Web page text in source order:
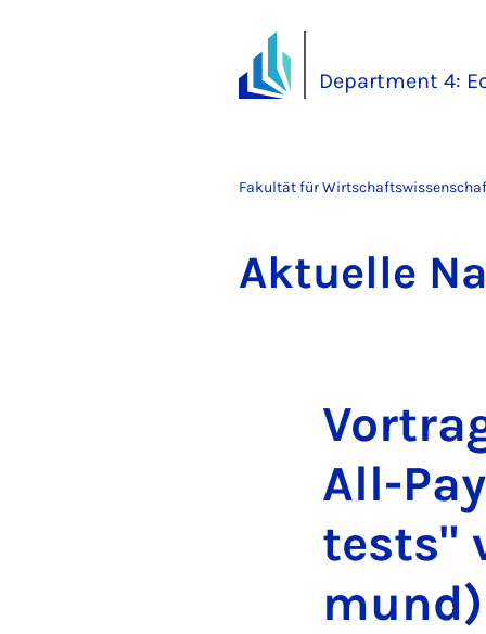
Department 4:
Fakultät für
Ak­tu­el­le
All-
tests"
mund)